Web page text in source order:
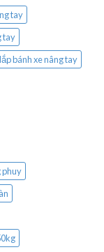
tay
tay
bánh xe nâng tay
phuy